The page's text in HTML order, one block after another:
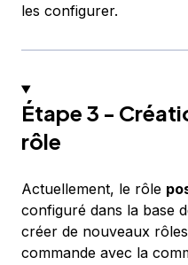
les configurer.
Étape 3 -
rôle
Actuellement, le rôle
configuré dans la base
créer de nouveaux
commande avec la